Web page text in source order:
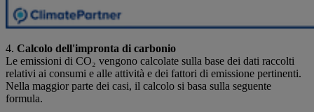
4. Calcolo dell'impronta di carbonio
Le emissioni di CO₂ vengono calcolate sulla base dei dati raccolti
relativi ai consumi e alle attività e dei fattori di emissione pertinenti.
Nella maggior parte dei casi, il calcolo si basa sulla seguente
formula.